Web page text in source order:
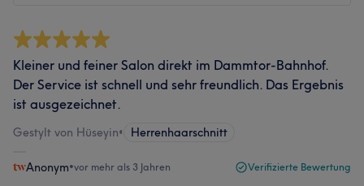
Kleiner und feiner Salon direkt im Dammtor-Bahnhof.
Der Service ist schnell und sehr freundlich. Das Ergebnis
ist ausgezeichnet.
Gestylt von Hüseyin• Herrenhaarschnitt
Anonym•vor mehr als 3 Jahren Verifizierte Bewertung